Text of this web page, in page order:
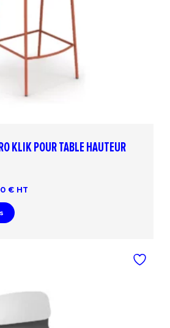
KLIK POUR TABLE HAUTEUR
€ HT